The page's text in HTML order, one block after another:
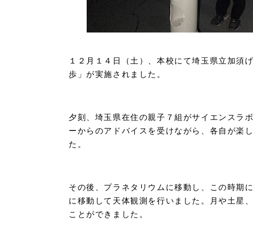
１２月１４日（土）、本校にて埼玉県立加須
歩」が実施されました。
夕刻、埼玉県在住の親子７組がサイエンスラ
ーからのアドバイスを受けながら、各自が楽
た。
その後、プラネタリウムに移動し、この時期
に移動して天体観測を行いました。月や土星
ことができました。